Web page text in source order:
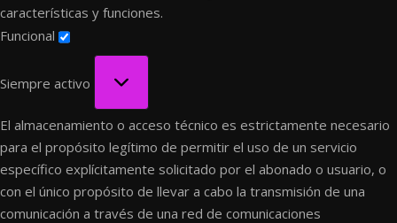
características y funciones.
Funcional
Siempre activo
El almacenamiento o acceso técnico es estrictamente necesario
para el propósito legítimo de permitir el uso de un servicio
específico explícitamente solicitado por el abonado o usuario, o
con el único propósito de llevar a cabo la transmisión de una
comunicación a través de una red de comunicaciones